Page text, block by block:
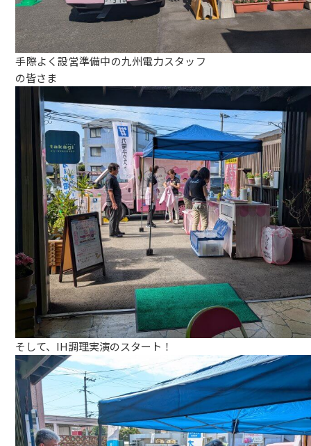
手際よく設営準備中の九州電力スタッフ
の皆さま
そして、IH調理実演のスタート！